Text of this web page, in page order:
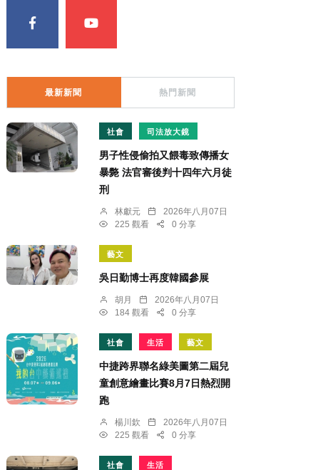
最新新聞 熱門新聞
社會 司法放大鏡
男子性侵偷拍又餵毒致傳播女
暴斃 法官審後判十四年六月徒
刑
林獻元
2026年八月07日
225 觀看
0 分享
藝文
吳日勤博士再度韓國參展
胡月
2026年八月07日
184 觀看
0 分享
社會 生活 藝文
中捷跨界聯名綠美圖第二屆兒
童創意繪畫比賽8月7日熱烈開
跑
楊川欽
2026年八月07日
225 觀看
0 分享
社會 生活